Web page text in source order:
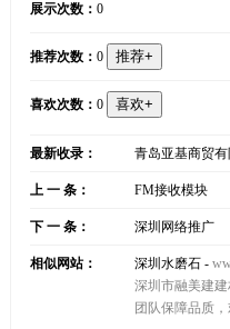
展示次数： 0
推荐次数： 0
喜欢次数： 0
最新收录： 青岛亚基商贸有
上 一 条： FM接收模块
下 一 条： 深圳网络推广
相似网站： 深圳水磨石 -
深圳市融美建
团队保障品质，